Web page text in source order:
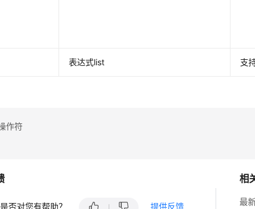
表达式list 支
作符
相
最
否对您有帮助？ 提供反馈